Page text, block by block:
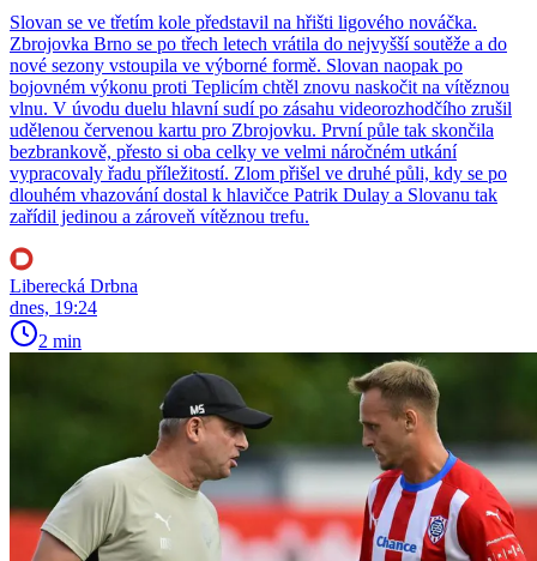
Slovan se ve třetím kole představil na hřišti ligového nováčka.
Zbrojovka Brno se po třech letech vrátila do nejvyšší soutěže a do
nové sezony vstoupila ve výborné formě. Slovan naopak po
bojovném výkonu proti Teplicím chtěl znovu naskočit na vítěznou
vlnu. V úvodu duelu hlavní sudí po zásahu videorozhodčího zrušil
udělenou červenou kartu pro Zbrojovku. První půle tak skončila
bezbrankově, přesto si oba celky ve velmi náročném utkání
vypracovaly řadu příležitostí. Zlom přišel ve druhé půli, kdy se po
dlouhém vhazování dostal k hlavičce Patrik Dulay a Slovanu tak
zařídil jedinou a zároveň vítěznou trefu.
Liberecká Drbna
dnes, 19:24
2 min